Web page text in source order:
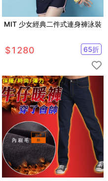
MIT 少女經典二件式連身褲泳裝
$1280 65折